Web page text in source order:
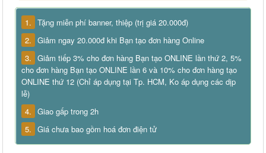
1. Tặng miễn phí banner, thiệp (trị giá 20.000đ)
2. Giảm ngay 20.000đ khi Bạn tạo đơn hàng Online
3. Giảm tiếp 3% cho đơn hàng Bạn tạo ONLINE lần thứ 2, 5%
cho đơn hàng Bạn tạo ONLINE lần 6 và 10% cho đơn hàng tạo
ONLINE thứ 12 (Chỉ áp dụng tại Tp. HCM, Ko áp dụng các dịp
lễ)
4. Giao gấp trong 2h
5. Giá chưa bao gồm hoá đơn điện tử